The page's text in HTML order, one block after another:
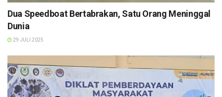
Dua Speedboat Bertabrakan, Satu Orang Meninggal
Dunia
29 JULI 2025